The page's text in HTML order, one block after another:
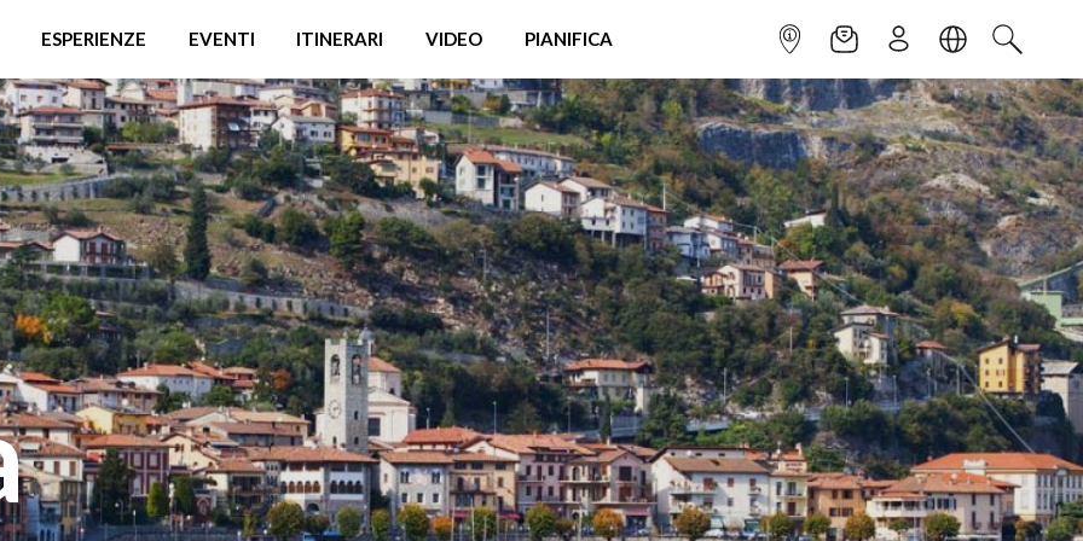
ESPERIENZE EVENTI ITINERARI VIDEO PIANIFICA INFOPOINTNEWSLETTER
ISCRIVITILINGUACERCA